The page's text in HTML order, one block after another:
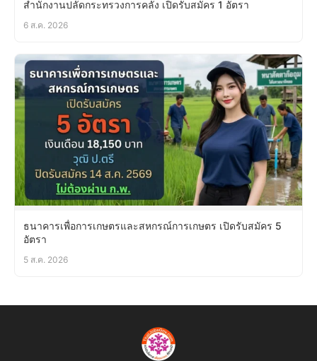
สำนักงานปลัดกระทรวงการคลัง เปิดรับสมัคร 1 อัตรา
6 ส.ค. 2026
ธนาคารเพื่อการเกษตรและสหกรณ์การเกษตร เปิดรับสมัคร 5
อัตรา
5 ส.ค. 2026